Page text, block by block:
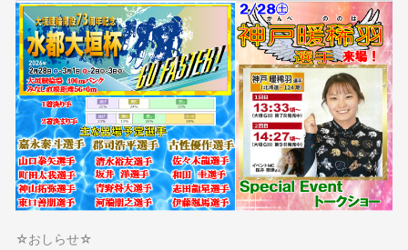
☆おしらせ☆